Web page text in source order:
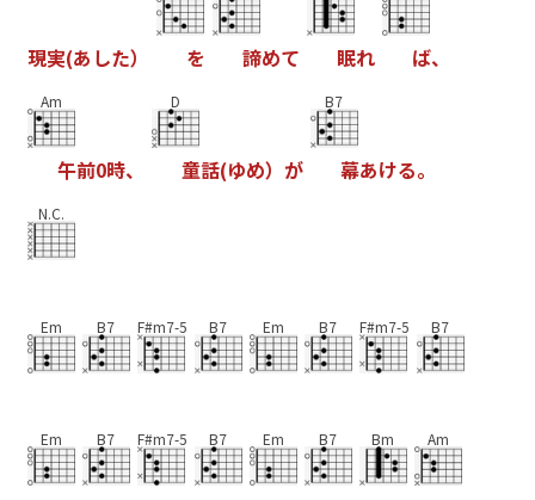
現実(あ した） を 諦めて 眠れ ば、
Am
午前0時、
D
童話(ゆめ） が
B7
幕あける。
N.C.
Em B7 F#m7-5 B7 Em B7 F#m7-5 B7
Em B7 F#m7-5 B7 Em B7 Bm Am